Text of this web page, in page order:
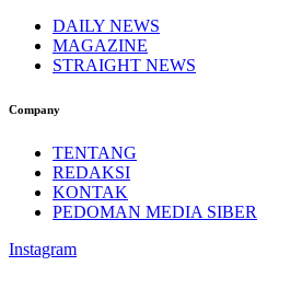
DAILY NEWS
MAGAZINE
STRAIGHT NEWS
Company
TENTANG
REDAKSI
KONTAK
PEDOMAN MEDIA SIBER
Instagram